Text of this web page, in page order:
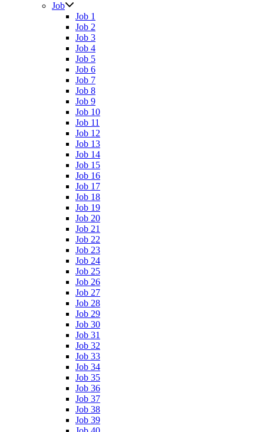
Job
Job 1
Job 2
Job 3
Job 4
Job 5
Job 6
Job 7
Job 8
Job 9
Job 10
Job 11
Job 12
Job 13
Job 14
Job 15
Job 16
Job 17
Job 18
Job 19
Job 20
Job 21
Job 22
Job 23
Job 24
Job 25
Job 26
Job 27
Job 28
Job 29
Job 30
Job 31
Job 32
Job 33
Job 34
Job 35
Job 36
Job 37
Job 38
Job 39